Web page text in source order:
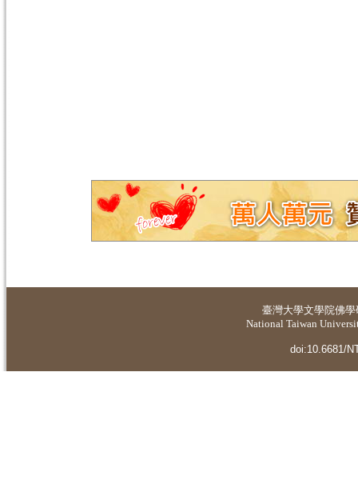
臺灣大學文學院佛
National Taiwan
doi:10.6681/